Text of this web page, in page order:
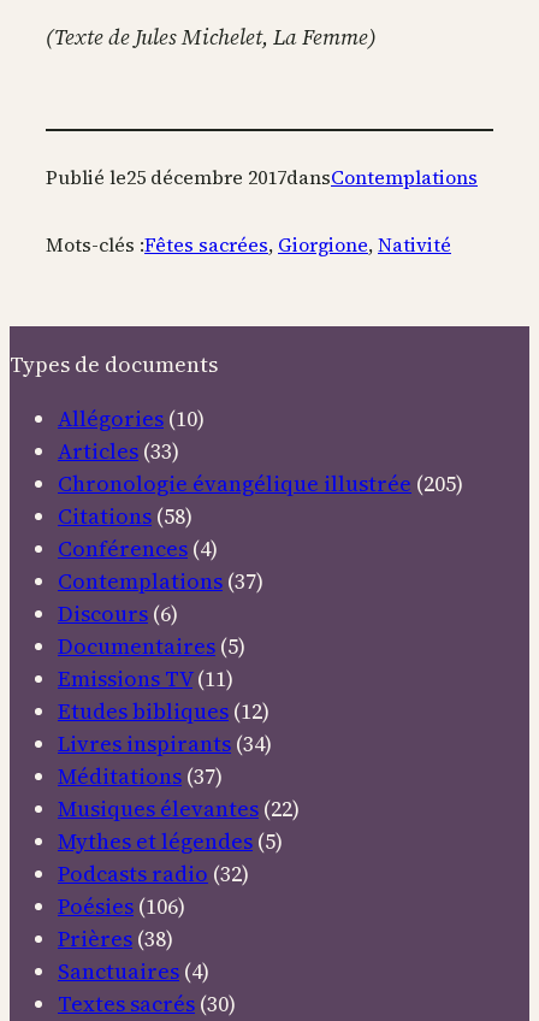
(Texte de Jules Michelet, La Femme)
Publié le25 décembre 2017dansContemplations
Mots-clés :Fêtes sacrées, Giorgione, Nativité
Types de documents
Allégories (10)
Articles (33)
Chronologie évangélique illustrée (205)
Citations (58)
Conférences (4)
Contemplations (37)
Discours (6)
Documentaires (5)
Emissions TV(11)
Etudes bibliques (12)
Livres inspirants (34)
Méditations (37)
Musiques élevantes (22)
Mythes et légendes (5)
Podcasts radio (32)
Poésies (106)
Prières (38)
Sanctuaires (4)
Textes sacrés (30)